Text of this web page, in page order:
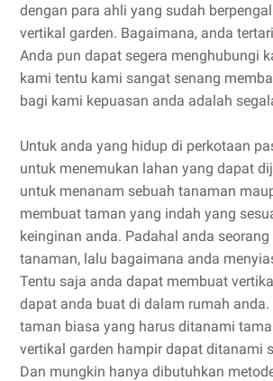
dengan para ahli yang sudah
vertikal garden. Bagaimana, anda
Anda pun dapat segera menghubungi
kami tentu kami sangat senang
bagi kami kepuasan anda adalah
Untuk anda yang hidup di perkotaan
untuk menemukan lahan yang dapat
untuk menanam sebuah tanaman
membuat taman yang indah yang
keinginan anda. Padahal anda
tanaman, lalu bagaimana anda
Tentu saja anda dapat membuat
dapat anda buat di dalam rumah anda.
taman biasa yang harus ditanami
vertikal garden hampir dapat ditanami
Dan mungkin hanya dibutuhkan